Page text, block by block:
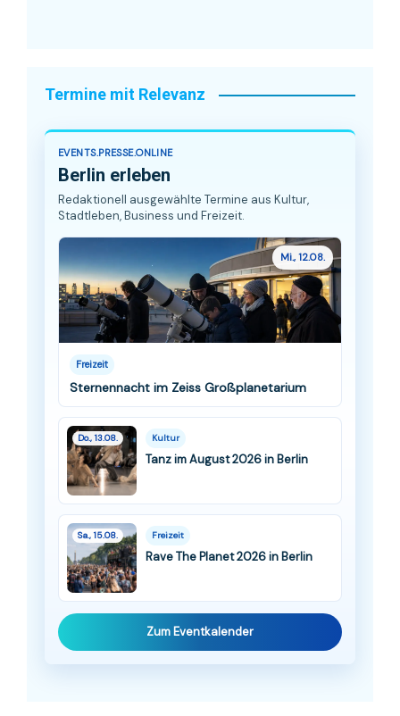
Termine mit Relevanz
EVENTS.PRESSE.ONLINE
Berlin erleben
Redaktionell ausgewählte Termine aus Kultur,
Stadtleben, Business und Freizeit.
Mi., 12.08.
Freizeit
Sternennacht im Zeiss Großplanetarium
Do., 13.08. Kultur
Tanz im August 2026 in Berlin
Sa., 15.08. Freizeit
Rave The Planet 2026 in Berlin
Zum Eventkalender